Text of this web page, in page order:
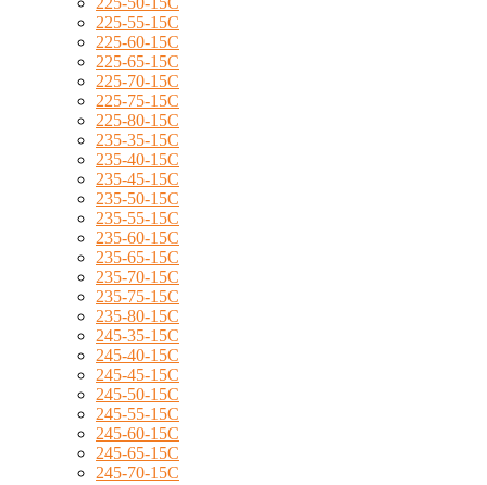
225-55-15C
225-60-15C
225-65-15C
225-70-15C
225-75-15C
225-80-15C
235-35-15C
235-40-15C
235-45-15C
235-50-15C
235-55-15C
235-60-15C
235-65-15C
235-70-15C
235-75-15C
235-80-15C
245-35-15C
245-40-15C
245-45-15C
245-50-15C
245-55-15C
245-60-15C
245-65-15C
245-70-15C